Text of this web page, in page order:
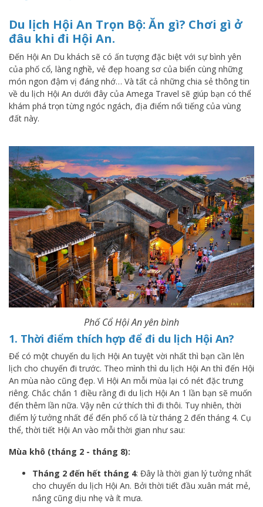
Du lịch Hội An Trọn Bộ: Ăn gì? Chơi gì ở
đâu khi đi Hội An.
Đến Hội An Du khách sẽ có ấn tượng đặc biệt với sự bình yên
của phố cổ, làng nghề, vẻ đẹp hoang sơ của biển cùng những
món ngon đậm vị đáng nhớ… Và tất cả những chia sẻ thông tin
về du lịch Hội An dưới đây của Amega Travel sẽ giúp bạn có thể
khám phá trọn từng ngóc ngách, địa điểm nổi tiếng của vùng
đất này.
Phố Cổ Hội An yên bình
1. Thời điểm thích hợp để đi du lịch Hội An?
Để có một chuyến du lịch Hội An tuyệt vời nhất thì bạn cần lên
lịch cho chuyến đi trước. Theo mình thì du lịch Hội An thì đến Hội
An mùa nào cũng đẹp. Vì Hội An mỗi mùa lại có nét đặc trưng
riêng. Chắc chắn 1 điều rằng đi du lịch Hội An 1 lần bạn sẽ muốn
đến thêm lần nữa. Vậy nên cứ thích thì đi thôi. Tuy nhiên, thời
điểm lý tưởng nhất để đến phố cổ là từ tháng 2 đến tháng 4. Cụ
thể, thời tiết Hội An vào mỗi thời gian như sau:
Mùa khô (tháng 2 - tháng 8):
Tháng 2 đến hết tháng 4: Đây là thời gian lý tưởng nhất
cho chuyến du lịch Hội An. Bởi thời tiết đầu xuân mát mẻ,
nắng cũng dịu nhẹ và ít mưa.